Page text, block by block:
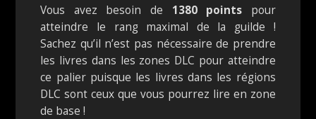
Vous avez besoin de 1380 points pour
atteindre le rang maximal de la guilde !
Sachez qu’il n’est pas nécessaire de prendre
les livres dans les zones DLC pour atteindre
ce palier puisque les livres dans les régions
DLC sont ceux que vous pourrez lire en zone
de base !